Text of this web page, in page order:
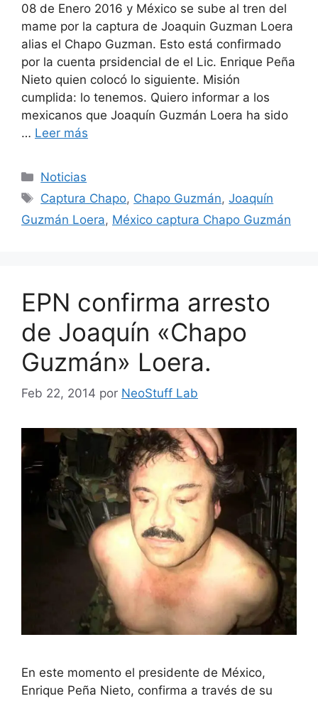
08 de Enero 2016 y México se sube al tren del
mame por la captura de Joaquin Guzman Loera
alias el Chapo Guzman. Esto está confirmado
por la cuenta prsidencial de el Lic. Enrique Peña
Nieto quien colocó lo siguiente. Misión
cumplida: lo tenemos. Quiero informar a los
mexicanos que Joaquín Guzmán Loera ha sido
… Leer más
Categorías
Noticias
Etiquetas
Captura Chapo, Chapo Guzmán,Joaquín
Guzmán Loera, México captura Chapo Guzmán
EPN confirma arresto
de Joaquín «Chapo
Guzmán» Loera.
Feb 22, 2014 por NeoStuff Lab
En este momento el presidente de México,
Enrique Peña Nieto, confirma a través de su